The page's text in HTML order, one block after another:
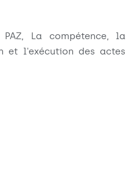
PAZ, La compétence, la
et l'exécution des actes